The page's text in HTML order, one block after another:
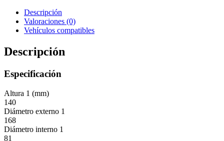
Descripción
Valoraciones (0)
Vehículos compatibles
Descripción
Especificación
Altura 1 (mm)
140
Diámetro externo 1
168
Diámetro interno 1
81